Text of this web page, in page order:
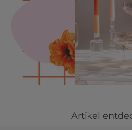
Artikel